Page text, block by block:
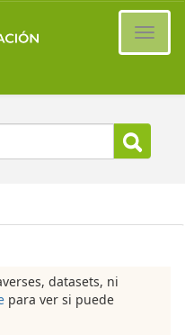
datasets, ni
para ver si puede